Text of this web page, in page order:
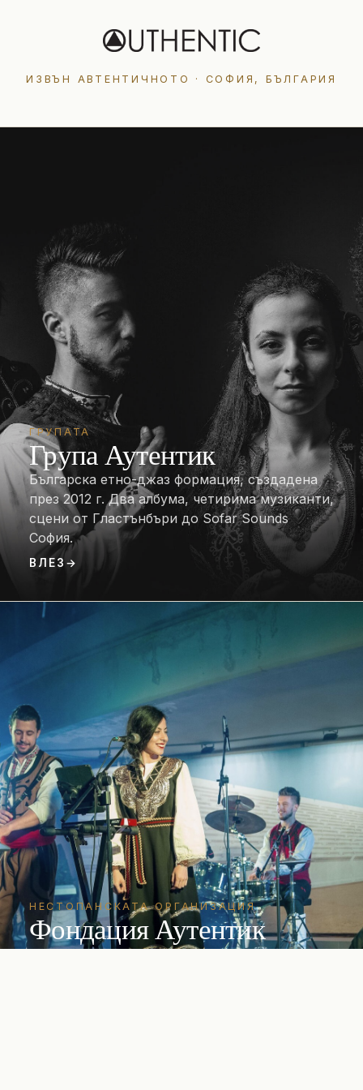
ИЗВЪН АВТЕНТИЧНОТО · СОФИЯ, БЪЛГАРИЯ
ГРУПАТА
Група Аутентик
Българска етно-джаз формация, създадена
през 2012 г. Два албума, четирима музиканти,
сцени от Гластънбъри до Sofar Sounds
София.
ВЛЕЗ →
НЕСТОПАНСКАТА ОРГАНИЗАЦИЯ
Фондация Аутентик
Независима НПО, основана през 2018 г. Член